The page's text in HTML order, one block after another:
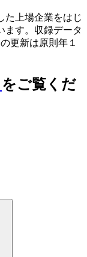
た上場企業をはじ
ます。収録データ
更新は原則年１
をご覧くだ